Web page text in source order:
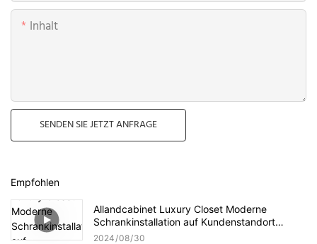
Inhalt
SENDEN SIE JETZT ANFRAGE
Empfohlen
Allandcabinet Luxury Closet Moderne
Schrankinstallation auf Kundenstandort
abgeschlossen
2024 08 30